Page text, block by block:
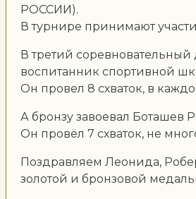
РОССИИ).
В турнире принимают
В третий
воспитанник спортивной
Он провел 8 схваток, в
А бронзу завоевал Боташев
Он провёл 7 схваток, не
Поздравляем Леонида,
золотой и бронзовой